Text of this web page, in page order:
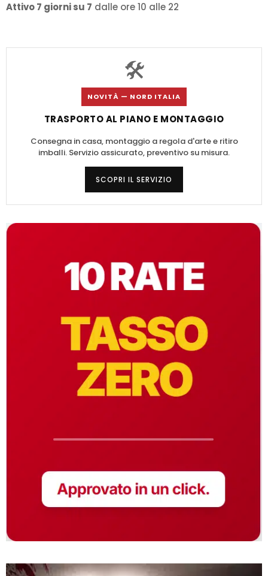
Attivo 7 giorni su 7 dalle ore 10 alle 22
🛠️
NOVITÀ — NORD ITALIA
TRASPORTO AL PIANO E MONTAGGIO
Consegna in casa, montaggio a regola d'arte e ritiro
imballi. Servizio assicurato, preventivo su misura.
SCOPRI IL SERVIZIO